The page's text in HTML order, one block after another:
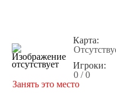
Карта:
Игроки:
0 / 0
Занять это место